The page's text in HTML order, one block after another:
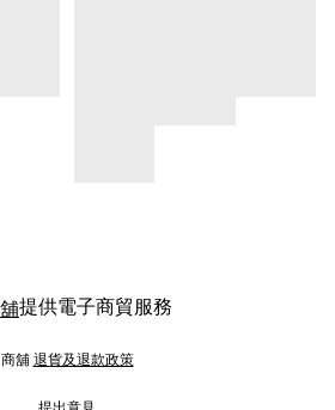
提供電子商貿服務
商舖 退貨及退款政策